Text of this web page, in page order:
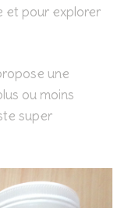
et pour explorer
une
ou moins
super